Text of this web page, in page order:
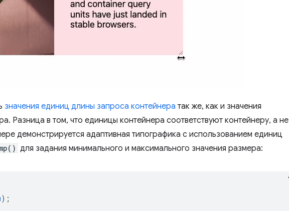
значения единиц длины запроса контейнера так же, как и значения
Разница в том, что единицы контейнера соответствуют контейнеру, а не
демонстрируется адаптивная типографика с использованием единиц
для задания минимального и максимального значения размера:
);